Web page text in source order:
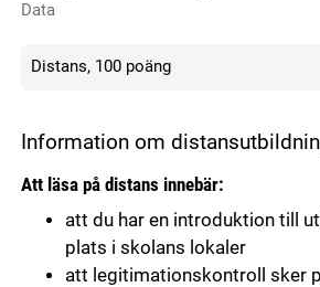
Data
Distans, 100 poäng
Information om
Att läsa på distans innebär:
att du har en introduktion till
plats i skolans lokaler
att legitimationskontroll sker